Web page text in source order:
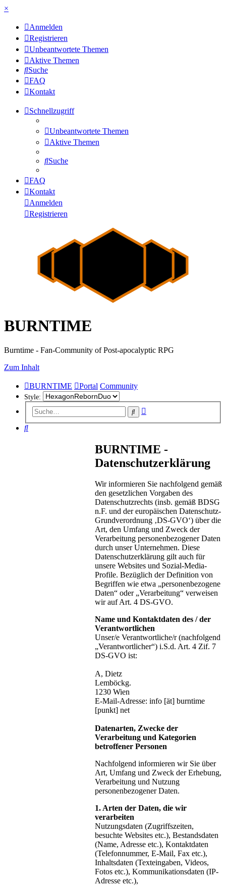
×
Anmelden
Registrieren
Unbeantwortete Themen
Aktive Themen
Suche
FAQ
Kontakt
Schnellzugriff
Unbeantwortete Themen
Aktive Themen
Suche
FAQ
Kontakt
Anmelden
Registrieren
BURNTIME
Burntime - Fan-Community of Post-apocalyptic RPG
Zum Inhalt
BURNTIME Portal Community
Style:
Suche
Suche
BURNTIME -
Datenschutzerklärung
Wir informieren Sie nachfolgend gemäß
den gesetzlichen Vorgaben des
Datenschutzrechts (insb. gemäß BDSG
n.F. und der europäischen Datenschutz-
Grundverordnung ‚DS-GVO‘) über die
Art, den Umfang und Zweck der
Verarbeitung personenbezogener Daten
durch unser Unternehmen. Diese
Datenschutzerklärung gilt auch für
unsere Websites und Sozial-Media-
Profile. Bezüglich der Definition von
Begriffen wie etwa „personenbezogene
Daten“ oder „Verarbeitung“ verweisen
wir auf Art. 4 DS-GVO.
Name und Kontaktdaten des / der
Verantwortlichen
Unser/e Verantwortliche/r (nachfolgend
„Verantwortlicher“) i.S.d. Art. 4 Zif. 7
DS-GVO ist:
A, Dietz
Lemböckg.
1230 Wien
E-Mail-Adresse: info [ät] burntime
[punkt] net
Datenarten, Zwecke der
Verarbeitung und Kategorien
betroffener Personen
Nachfolgend informieren wir Sie über
Art, Umfang und Zweck der Erhebung,
Verarbeitung und Nutzung
personenbezogener Daten.
1. Arten der Daten, die wir
verarbeiten
Nutzungsdaten (Zugriffszeiten,
besuchte Websites etc.), Bestandsdaten
(Name, Adresse etc.), Kontaktdaten
(Telefonnummer, E-Mail, Fax etc.),
Inhaltsdaten (Texteingaben, Videos,
Fotos etc.), Kommunikationsdaten (IP-
Adresse etc.),